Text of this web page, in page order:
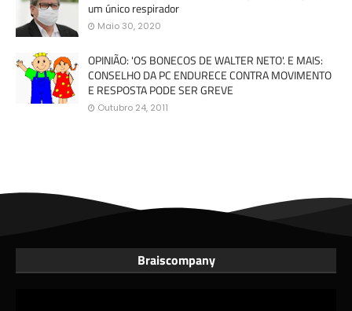
um único respirador
Maio 30, 2020
OPINIÃO: 'OS BONECOS DE WALTER NETO'. E MAIS:
CONSELHO DA PC ENDURECE CONTRA MOVIMENTO
E RESPOSTA PODE SER GREVE
Outubro 24, 2011
Braiscompany